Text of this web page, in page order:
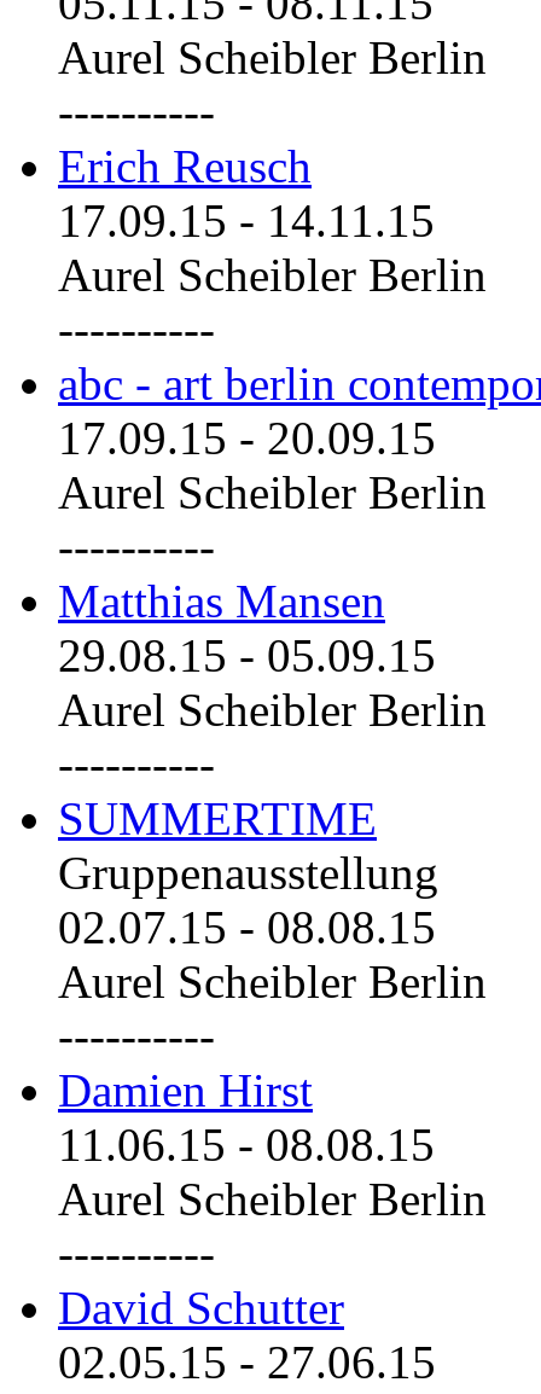
Aurel Scheibler Berlin
----------
Erich Reusch
17.09.15 - 14.11.15
Aurel Scheibler Berlin
----------
abc - art berlin
17.09.15 - 20.09.15
Aurel Scheibler Berlin
----------
Matthias Mansen
29.08.15 - 05.09.15
Aurel Scheibler Berlin
----------
SUMMERTIME
Gruppenausstellung
02.07.15 - 08.08.15
Aurel Scheibler Berlin
----------
Damien Hirst
11.06.15 - 08.08.15
Aurel Scheibler Berlin
----------
David Schutter
02.05.15 - 27.06.15